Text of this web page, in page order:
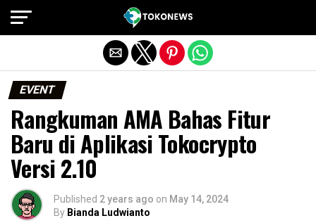
EVENT
Rangkuman AMA Bahas Fitur
Baru di Aplikasi Tokocrypto
Versi 2.10
Published 2 years ago on May 14, 2024
By Bianda Ludwianto
Exit mobile version